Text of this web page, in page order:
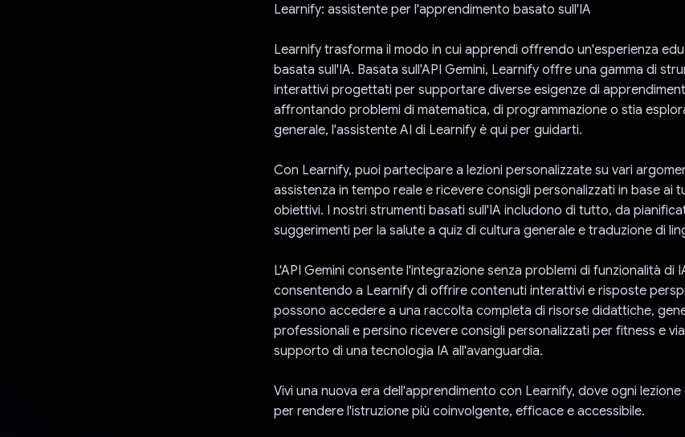
Learnify: assistente per l'apprendimento basato sull'IA
Learnify trasforma il modo in cui apprendi offrendo un'esperienza
basata sull'IA. Basata sull'API Gemini, Learnify offre una gamma di
interattivi progettati per supportare diverse esigenze di
affrontando problemi di matematica, di programmazione o stia
generale, l'assistente AI di Learnify è qui per guidarti.
Con Learnify, puoi partecipare a lezioni personalizzate su vari
assistenza in tempo reale e ricevere consigli personalizzati in base ai
obiettivi. I nostri strumenti basati sull'IA includono di tutto, da
suggerimenti per la salute a quiz di cultura generale e traduzione di
L'API Gemini consente l'integrazione senza problemi di funzionalità di
consentendo a Learnify di offrire contenuti interattivi e risposte
possono accedere a una raccolta completa di risorse didattiche,
professionali e persino ricevere consigli personalizzati per fitness e
supporto di una tecnologia IA all'avanguardia.
Vivi una nuova era dell'apprendimento con Learnify, dove ogni lezione
per rendere l'istruzione più coinvolgente, efficace e accessibile.